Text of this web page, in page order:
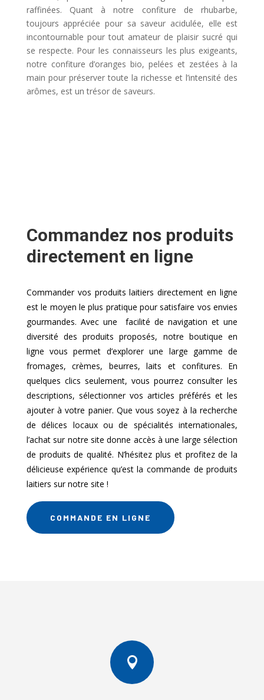
raffinées. Quant à notre confiture de rhubarbe,
toujours appréciée pour sa saveur acidulée, elle est
incontournable pour tout amateur de plaisir sucré qui
se respecte. Pour les connaisseurs les plus exigeants,
notre confiture d’oranges bio, pelées et zestées à la
main pour préserver toute la richesse et l’intensité des
arômes, est un trésor de saveurs.
Commandez nos produits
directement en ligne
Commander vos produits laitiers directement en ligne
est le moyen le plus pratique pour satisfaire vos envies
gourmandes. Avec une facilité de navigation et une
diversité des produits proposés, notre boutique en
ligne vous permet d’explorer une large gamme de
fromages, crèmes, beurres, laits et confitures. En
quelques clics seulement, vous pourrez consulter les
descriptions, sélectionner vos articles préférés et les
ajouter à votre panier. Que vous soyez à la recherche
de délices locaux ou de spécialités internationales,
l’achat sur notre site donne accès à une large sélection
de produits de qualité. N’hésitez plus et profitez de la
délicieuse expérience qu’est la commande de produits
laitiers sur notre site !
COMMANDE EN LIGNE
